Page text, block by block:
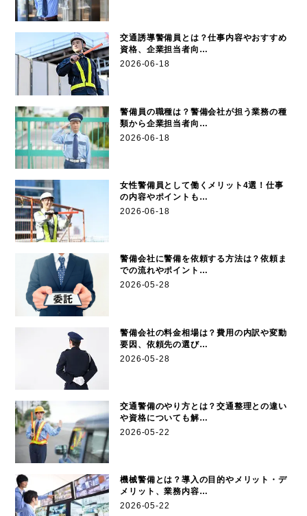
交通誘導警備員とは？仕事内容やおすすめ
資格、企業担当者向…
2026-06-18
警備員の職種は？警備会社が担う業務の種
類から企業担当者向…
2026-06-18
女性警備員として働くメリット4選！仕事
の内容やポイントも…
2026-06-18
警備会社に警備を依頼する方法は？依頼ま
での流れやポイント…
2026-05-28
警備会社の料金相場は？費用の内訳や変動
要因、依頼先の選び…
2026-05-28
交通警備のやり方とは？交通整理との違い
や資格についても解…
2026-05-22
機械警備とは？導入の目的やメリット・デ
メリット、業務内容…
2026-05-22